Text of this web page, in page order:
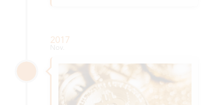
2017
Nov.